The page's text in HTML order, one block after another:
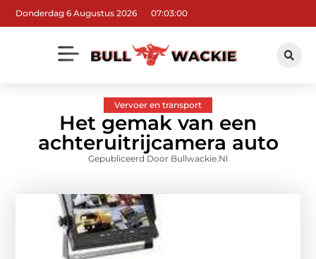
Donderdag 6 Augustus 2026 07:03:01
Vervoer en transport
Het gemak van een
achteruitrijcamera auto
Gepubliceerd Door Bullwackie.nl